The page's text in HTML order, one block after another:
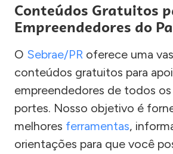
Conteúdos Gratuitos
Empreendedores do
O Sebrae/PR oferece uma
conteúdos gratuitos para
empreendedores de todos
portes. Nosso objetivo é
melhores ferramentas,
orientações para que você